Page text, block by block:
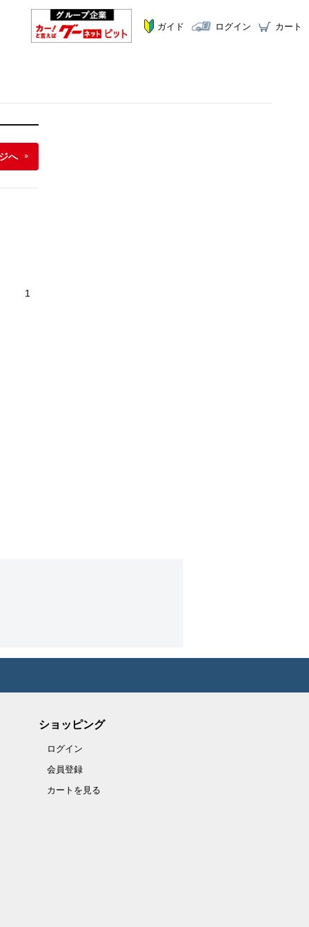
ガイド ログイン カート
へ
1
ショッピング
ログイン
会員登録
カートを見る